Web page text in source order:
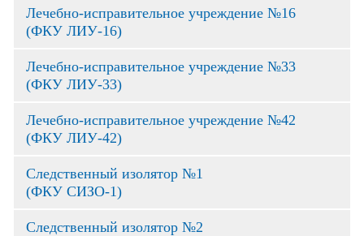
Лечебно-исправительное учреждение №16
(ФКУ ЛИУ-16)
Лечебно-исправительное учреждение №33
(ФКУ ЛИУ-33)
Лечебно-исправительное учреждение №42
(ФКУ ЛИУ-42)
Следственный изолятор №1
(ФКУ СИЗО-1)
Следственный изолятор №2